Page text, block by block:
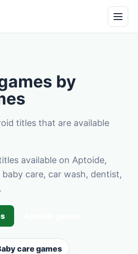
by
titles that are available
available on Aptoide,
care, car wash, dentist,
care games